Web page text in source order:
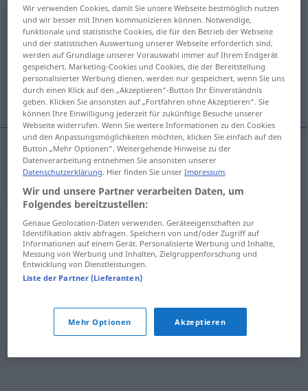
autovlak m
Übersicht aller Übersetzungen
(Für mehr Details die Übersetzung anklicken/antippen)
Autozug
Autozugm autovlak
Wir verwenden Cookies, damit Sie unsere Webseite bestmöglich nutzen
und wir besser mit Ihnen kommunizieren können. Notwendige,
funktionale und statistische Cookies, die für den Betrieb der Webseite
und der statistischen Auswertung unserer Webseite erforderlich sind,
werden auf Grundlage unserer Vorauswahl immer auf Ihrem Endgerät
gespeichert. Marketing-Cookies und Cookies, die der Bereitstellung
personalisierter Werbung dienen, werden nur gespeichert, wenn Sie uns
durch einen Klick auf den „Akzeptieren“-Button Ihr Einverständnis
geben. Klicken Sie ansonsten auf „Fortfahren ohne Akzeptieren“. Sie
können Ihre Einwilligung jederzeit für zukünftige Besuche unserer
Webseite widerrufen. Wenn Sie weitere Informationen zu den Cookies
und den Anpassungsmöglichkeiten möchten, klicken Sie einfach auf den
Button „Mehr Optionen“. Weitergehende Hinweise zu der
Datenverarbeitung entnehmen Sie ansonsten unserer
Datenschutzerklärung. Hier finden Sie unserImpressum.
Wir und unsere Partner verarbeiten Daten, um
Folgendes bereitzustellen:
Genaue Geolocation-Daten verwenden. Geräteeigenschaften zur
Identifikation aktiv abfragen. Speichern von und/oder Zugriff auf
Informationen auf einem Gerät. Personalisierte Werbung und Inhalte,
Messung von Werbung und Inhalten, Zielgruppenforschung und
Entwicklung von Dienstleistungen.
Liste der Partner (Lieferanten)
Mehr Optionen Akzeptieren